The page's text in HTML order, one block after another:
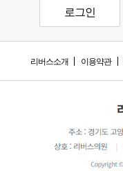
로그인
리버스소개 이용약관